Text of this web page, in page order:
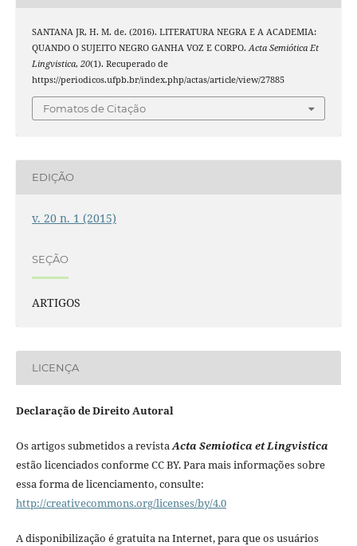
SANTANA JR, H. M. de. (2016). LITERATURA NEGRA E A ACADEMIA:
QUANDO O SUJEITO NEGRO GANHA VOZ E CORPO.Acta Semiótica Et
Lingvistica, 20(1). Recuperado de
https://periodicos.ufpb.br/index.php/actas/article/view/27885
Fomatos de Citação
EDIÇÃO
v. 20 n. 1 (2015)
SEÇÃO
ARTIGOS
LICENÇA
Declaração de Direito Autoral
Os artigos submetidos a revistaActa Semiotica et Lingvistica
estão licenciados conforme CC BY. Para mais informações sobre
essa forma de licenciamento, consulte:
http://creativecommons.org/licenses/by/4.0
A disponibilização é gratuita na Internet, para que os usuários